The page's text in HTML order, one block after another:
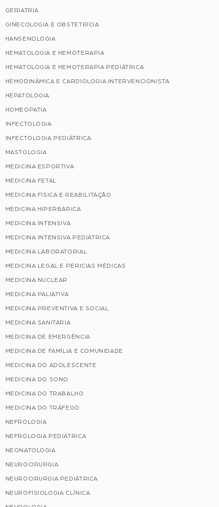
GERIATRIA
GINECOLOGIA E OBSTETRÍCIA
HANSENOLOGIA
HEMATOLOGIA E HEMOTERAPIA
HEMATOLOGIA E HEMOTERAPIA PEDIÁTRICA
HEMODINÂMICA E CARDIOLOGIA INTERVENCIONISTA
HEPATOLOGIA
HOMEOPATIA
INFECTOLOGIA
INFECTOLOGIA PEDIÁTRICA
MASTOLOGIA
MEDICINA ESPORTIVA
MEDICINA FETAL
MEDICINA FÍSICA E REABILITAÇÃO
MEDICINA HIPERBÁRICA
MEDICINA INTENSIVA
MEDICINA INTENSIVA PEDIÁTRICA
MEDICINA LABORATORIAL
MEDICINA LEGAL E PERICIAS MÉDICAS
MEDICINA NUCLEAR
MEDICINA PALIATIVA
MEDICINA PREVENTIVA E SOCIAL
MEDICINA SANITÁRIA
MEDICINA DE EMERGÊNCIA
MEDICINA DE FAMÍLIA E COMUNIDADE
MEDICINA DO ADOLESCENTE
MEDICINA DO SONO
MEDICINA DO TRABALHO
MEDICINA DO TRÁFEGO
NEFROLOGIA
NEFROLOGIA PEDIÁTRICA
NEONATOLOGIA
NEUROCIRURGIA
NEUROCIRURGIA PEDIÁTRICA
NEUROFISIOLOGIA CLÍNICA